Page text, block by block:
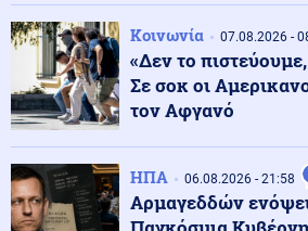
Η επόμενη ημέρα μετά τις
Αττική: Τα έργα Antinero και ο
από τις βροχές
Κοινωνία 08.08.2026 - 11:13
Συμπληρώθηκαν 22 χρόνια από
Δημήτρη Παπαμιχαήλ: Η
το «γοητευτικό λεβεντόπαιδο
Κοινωνία 07.08.2026 -
«Δεν το
Σε σοκ οι
τον Αφγανό
ΗΠΑ 06.08.2026 - 21:58
Αρμαγεδδών